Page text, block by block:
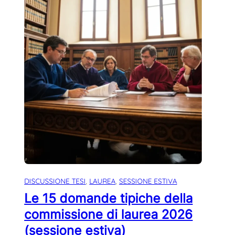
DISCUSSIONE TESI, LAUREA, SESSIONE ESTIVA
Le 15 domande tipiche della
commissione di laurea 2026
(sessione estiva)